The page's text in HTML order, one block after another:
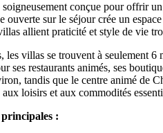
conçue pour offrir
ouverte sur le séjour crée un
allient praticité et style de vie
les villas se trouvent à seulement
ses restaurants animés, ses
tandis que le centre animé de
loisirs et aux commodités
: